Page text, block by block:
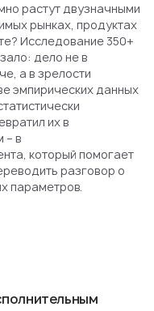
растут двузначными
рынках, продуктах
Исследование 350+
дело не в
а в зрелости
эмпирических данных
их в
– в
который помогает
разговор о
параметров.